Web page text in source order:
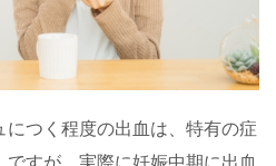
つく程度の出血は、特有の症